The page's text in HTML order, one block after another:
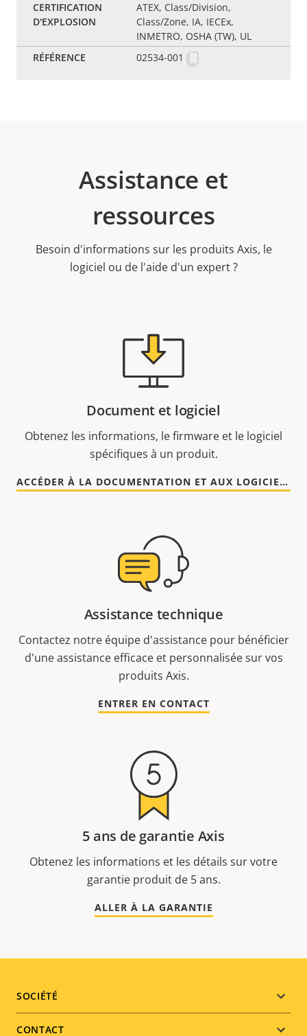
ATEX, Class/Division,
Class/Zone, IA, IECEx,
INMETRO, OSHA (TW), UL
02534-001
Assistance et
ressources
Besoin d'informations sur les produits Axis, le
logiciel ou de l'aide d'un expert ?
Document et logiciel
Obtenez les informations, le firmware et le logiciel
spécifiques à un produit.
ACCÉDER À LA DOCUMENTATION ET AUX LOGICIELS
Assistance technique
Contactez notre équipe d'assistance pour bénéficier
d'une assistance efficace et personnalisée sur vos
produits Axis.
ENTRER EN CONTACT
5 ans de garantie Axis
Obtenez les informations et les détails sur votre
garantie produit de 5 ans.
ALLER À LA GARANTIE
Footer
SOCIÉTÉ
CONTACT